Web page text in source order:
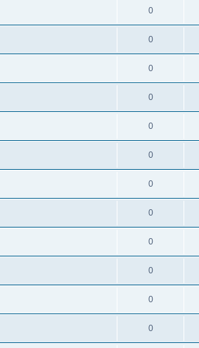
0
0
0
0
0
0
0
0
0
0
0
0